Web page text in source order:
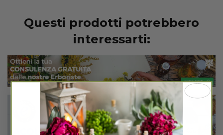
Questi prodotti potrebbero
interessarti: